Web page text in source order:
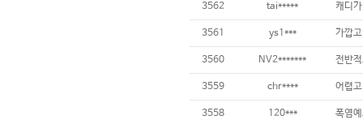
3562 tai*****
3561 ys1***
3560 NV2*******
3559 chr**** 어렵
3558 120***